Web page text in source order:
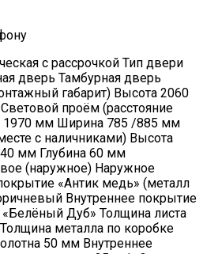
с рассрочкой Тип двери
дверь Тамбурная дверь
габарит) Высота 2060
проём (расстояние
1970 мм Ширина 785 /885 мм
с наличниками) Высота
мм Глубина 60 мм
(наружное) Наружное
«Антик медь» (металл
Внутреннее покрытие
Дуб» Толщина листа
металла по коробке
50 мм Внутреннее